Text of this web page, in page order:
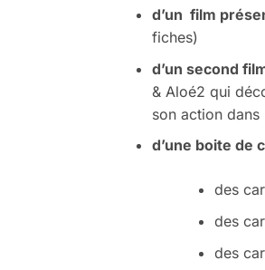
d’un film
fiches)
d’un second
& Aloé2 qui
son action
d’une boite de
des
des
des